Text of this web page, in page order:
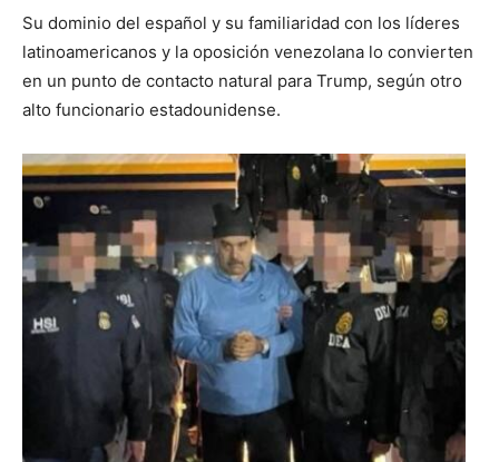
Su dominio del español y su familiaridad con los líderes
latinoamericanos y la oposición venezolana lo convierten
en un punto de contacto natural para Trump, según otro
alto funcionario estadounidense.